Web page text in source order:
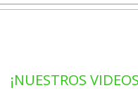
¡NUESTROS